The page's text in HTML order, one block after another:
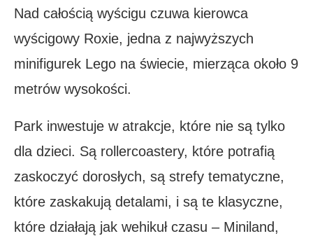
Nad całością wyścigu czuwa kierowca
wyścigowy Roxie, jedna z najwyższych
minifigurek Lego na świecie, mierząca około 9
metrów wysokości​.
Park inwestuje w atrakcje, które nie są tylko
dla dzieci. Są rollercoastery, które potrafią
zaskoczyć dorosłych, są strefy tematyczne,
które zaskakują detalami, i są te klasyczne,
które działają jak wehikuł czasu – Miniland,